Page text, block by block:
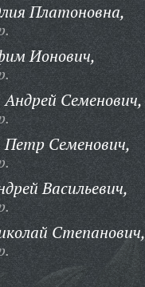
Платоновна,
Ионович,
Андрей Семенович,
Петр Семенович,
Васильевич,
Степанович,